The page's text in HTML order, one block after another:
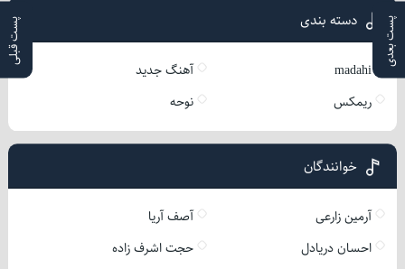
پست بعدی پست قبلی دسته بندی
madahi
آهنگ جدید
ریمکس
نوحه
خوانندگان
آرمین زارعی
آصف آریا
احسان دریادل
حجت اشرف زاده